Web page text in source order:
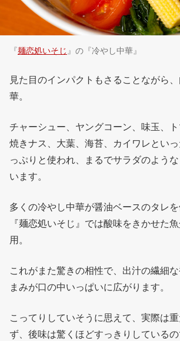
『麺恋処いそじ 』の『冷やし中華』
見た目のインパクトもさることながら
華。
チャーシュー、ヤングコーン、味玉、ト
焼きナス、大葉、海苔、カイワレとい
っぷりと使われ、まるでサラダのよう
います。
多くの冷やし中華が醤油ベースのタレを
『麺恋処いそじ』では酸味をきかせた
用。
これがまた驚きの相性で、出汁の繊細
まみが口の中いっぱいに広がります。
こってりしていそうに思えて、実際は
ず、後味は驚くほどすっきりしているの